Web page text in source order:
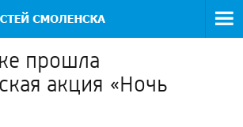
прошла
акция «Ночь